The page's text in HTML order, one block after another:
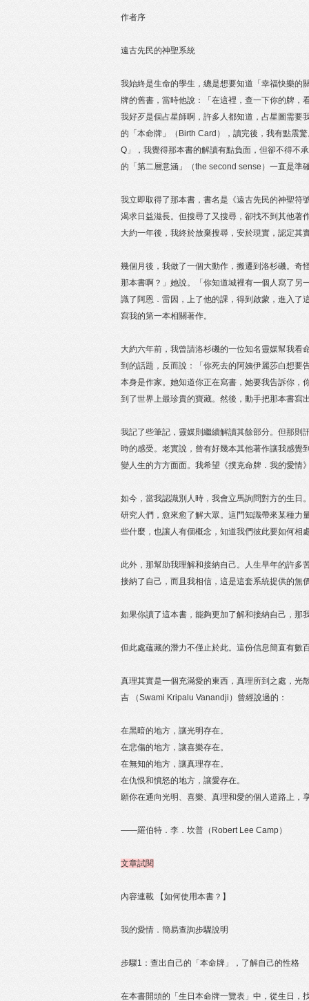
作者序
遠古先民的神聖系統
我始終是生命的學生，總是想要知道「幸福快樂的
牌的舊書，當時他說：「在這裡，查一下你的牌，
我好歹是個占星師啊，許多人都知道，占星圖需要
的「本命牌」（Birth Card），讀完後，我有點震
Q」，我覺得那本書的解讀有點負面，但卻不得不
的「第二層意涵」（the second sense）一直是準
我立即取得了那本書，書名是《遠古先民的神聖符
渴求日益滋長。但搜尋了又搜尋，卻找不到其他著
大約一年後，我終於放棄搜尋，安於現實，認定其
幾個月後，我做了一個大動作，搬遷到洛杉磯。奇
那本書啊？」她說。「你知道城裡有一個人寫了另
識了阿恩．雷因，上了他的課，得到啟蒙，進入了
寫我的第一本相關著作。
大約六年前，我曾請洛杉磯的一位知名靈媒幫我
到的話題，反而說：「你死去的阿姨伊麗莎白想要
本身是作家。她知道你正在寫書，她要我告訴你，
到了世界上最珍貴的寶藏。然後，動手把那本書寫
我記了些筆記，靈媒則繼續解讀其餘部分。但那則
時的感受。老實說，曾有好幾本其他著作讓我感覺
變人生的方方面面。我希望《撲克命牌．我的愛情
如今，當我認識別人時，我會立馬詢問對方的生日
研究人們，愈來愈了解大眾。這門知識帶來某種力
些什麼，也讓人有個概念，知道我們彼此要如何相
此外，那幫助我理解和接納自己。人生早年的許
接納了自己，而且我相信，這是這套系統提供的無
如果你讀了這本書，能夠更加了解和接納自己，那
但此處蘊藏的潛力不僅止於此。這份信息簡直有數
真理其實是一個充滿愛的東西，真理所到之處，光
吉 （Swami Kripalu Vanandji）曾經說過的：
在黑暗的地方，讓光明存在。
在悲傷的地方，讓喜樂存在。
在無知的地方，讓真理存在。
在仇恨和憤怒的地方，讓愛存在。
願你在通向光明、喜樂、真理和愛的個人道路上，
——羅伯特．李．坎普（Robert Lee Camp）
文章試閱
內容連載 【如何使用本書？】
我的愛情．簡易查詢步驟說明
步驟1：查出自己的「本命牌」，了解自己的性格
在本書開頭的「生日本命牌一覽表」中，從生日，